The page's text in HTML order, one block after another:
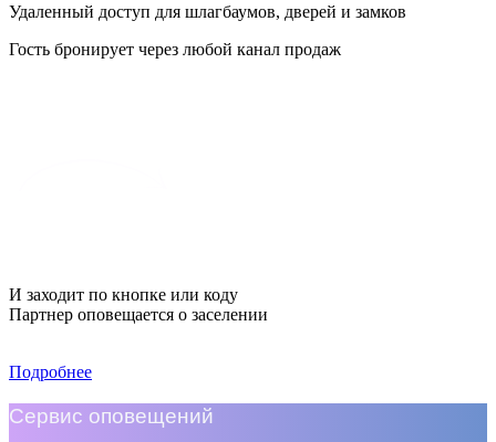
Удаленный доступ для шлагбаумов, дверей и замков
Гость бронирует через любой канал продаж
И заходит по кнопке или коду
Партнер оповещается о заселении
Подробнее
Сервис оповещений